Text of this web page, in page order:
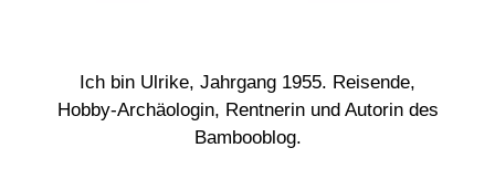
Ich bin Ulrike, Jahrgang 1955. Reisende,
Hobby-Archäologin, Rentnerin und Autorin des
Bambooblog.